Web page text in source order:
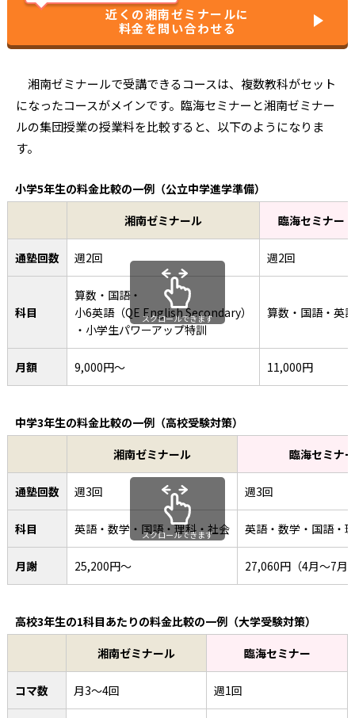
近くの湘南ゼミナールに
料金を問い合わせる
湘南ゼミナールで受講できるコースは、複数教科がセット
になったコースがメインです。臨海セミナーと湘南ゼミナー
ルの集団授業の授業料を比較すると、以下のようになりま
す。
小学5年生の料金比較の一例（公立中学進学準備）
湘南ゼミナール
臨海セミナー
通塾回数 週2回 週2回
科目
算数・国語・
小6英語（QE English Secondary）
・小学生パワーアップ特訓
算数・国語・英語
月額 9,000円〜 11,000円
スクロールできます
中学3年生の料金比較の一例（高校受験対策）
湘南ゼミナール
臨海セミナー
通塾回数 週3回 週3回
科目 英語・数学・国語・理科・社会 英語・数学・国語・
月謝 25,200円〜 27,060円（4月〜7月
スクロールできます
高校3年生の1科目あたりの料金比較の一例（大学受験対策）
湘南ゼミナール
臨海セミナー
コマ数 月3〜4回 週1回